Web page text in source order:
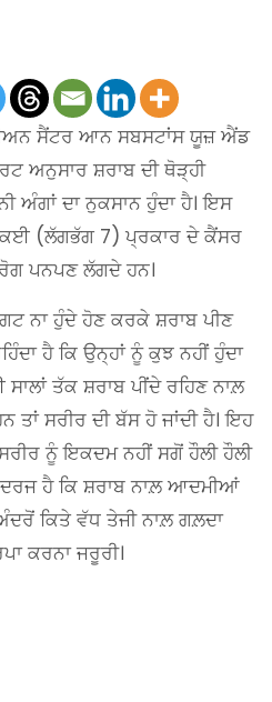
ਸੈਂਟਰ ਆਨ ਸਬਸਟਾਂਸ ਯੂਜ਼ ਐਂਡ
ਅਨੁਸਾਰ ਸ਼ਰਾਬ ਦੀ ਥੋੜ੍ਹੀ
ਅੰਗਾਂ ਦਾ ਨੁਕਸਾਨ ਹੁੰਦਾ ਹੈ। ਇਸ
ਕਈ (ਲੱਗਭੱਗ 7) ਪ੍ਰਕਾਰ ਦੇ ਕੈਂਸਰ
ਪਨਪਣ ਲੱਗਦੇ ਹਨ।
ਨਾ ਹੁੰਦੇ ਹੋਣ ਕਰਕੇ ਸ਼ਰਾਬ ਪੀਣ
ਹੈ ਕਿ ਉਨ੍ਹਾਂ ਨੂੰ ਕੁਝ ਨਹੀਂ ਹੁੰਦਾ
ਤੱਕ ਸ਼ਰਾਬ ਪੀਂਦੇ ਰਹਿਣ ਨਾਲ਼
ਸਰੀਰ ਦੀ ਬੱਸ ਹੋ ਜਾਂਦੀ ਹੈ। ਇਹ
ਨੂੰ ਇਕਦਮ ਨਹੀਂ ਸਗੋਂ ਹੌਲੀ ਹੌਲੀ
ਦਰਜ ਹੈ ਕਿ ਸ਼ਰਾਬ ਨਾਲ਼ ਆਦਮੀਆਂ
ਕਿਤੇ ਵੱਧ ਤੇਜੀ ਨਾਲ਼ ਗਲ਼ਦਾ
ਕਰਨਾ ਜਰੂਰੀ।